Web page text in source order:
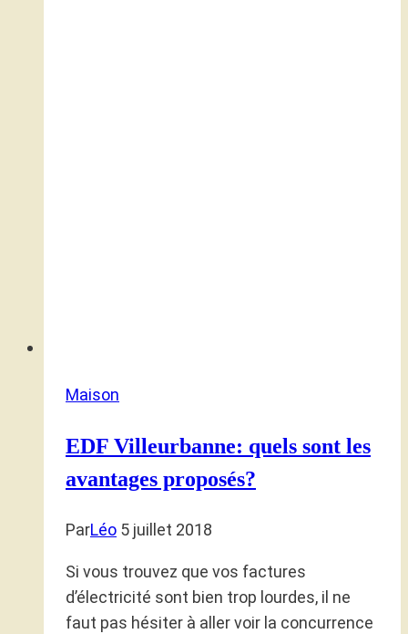
Maison
EDF Villeurbanne: quels sont les
avantages proposés?
ParLéo 5 juillet 2018
Si vous trouvez que vos factures
d’électricité sont bien trop lourdes, il ne
faut pas hésiter à aller voir la concurrence